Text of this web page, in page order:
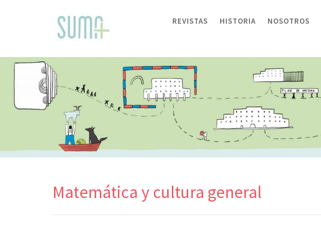
REVISTAS HISTORIA NOSOTROS
Matemática y cultura general